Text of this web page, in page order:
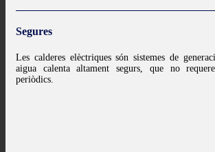
Segures
Les calderes elèctriques són sistemes de
aigua calenta altament segurs, que no
periòdics.